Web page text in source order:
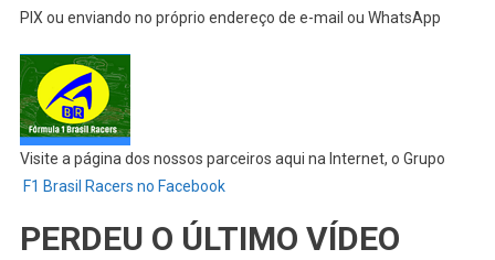
PIX ou enviando no próprio endereço de e-mail ou WhatsApp
Visite a página dos nossos parceiros aqui na Internet, o Grupo
F1 Brasil Racers no Facebook
PERDEU O ÚLTIMO VÍDEO